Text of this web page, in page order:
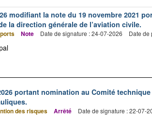
modifiant la note du 19 novembre 2021
la direction générale de l’aviation civile.
Note Date de signature : 24-07-2026 Date de
portant nomination au Comité
des risques Arrêté Date de signature : 22-07-